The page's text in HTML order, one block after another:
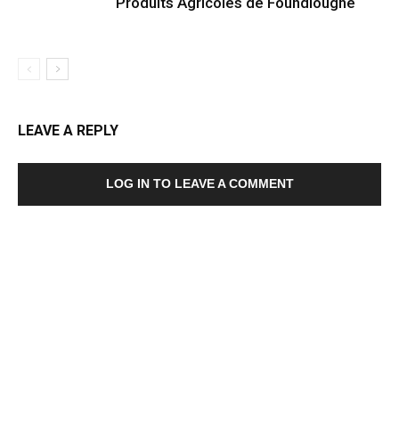
LEAVE A REPLY
LOG IN TO LEAVE A COMMENT